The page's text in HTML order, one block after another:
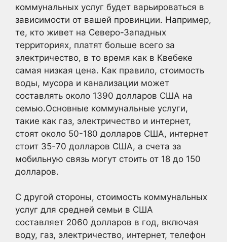
коммунальных услуг будет варьироваться в
зависимости от вашей провинции. Например,
те, кто живет на Северо-Западных
территориях, платят больше всего за
электричество, в то время как в Квебеке
самая низкая цена. Как правило, стоимость
воды, мусора и канализации может
составлять около 1390 долларов США на
семью.Основные коммунальные услуги,
такие как газ, электричество и интернет,
стоят около 50-180 долларов США, интернет
стоит 35-70 долларов США, а счета за
мобильную связь могут стоить от 18 до 150
долларов.
С другой стороны, стоимость коммунальных
услуг для средней семьи в США
составляет 2060 долларов в год, включая
воду, газ, электричество, интернет, телефон